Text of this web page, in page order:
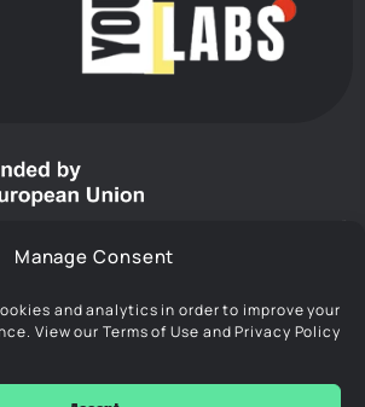
Manage Consent
and analytics in order to improve your
View our Terms of Use and Privacy Policy.
ممّول من قبل الاتحاد الأوروبي. الآراء والمواقف
فقط للمؤلف/المؤلفين ولا تعكس بالضرورة آراء
الاتحاد الأوروبي أو الوكالة التنفيذية الأوروبية
مسؤولية عنها.”